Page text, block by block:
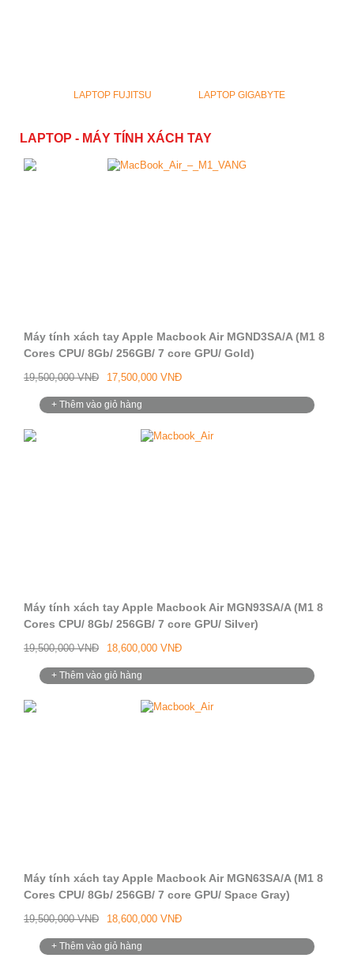
LAPTOP FUJITSU LAPTOP GIGABYTE
LAPTOP - MÁY TÍNH XÁCH TAY
Máy tính xách tay Apple Macbook Air MGND3SA/A (M1 8
Cores CPU/ 8Gb/ 256GB/ 7 core GPU/ Gold)
19,500,000 VNĐ 17,500,000 VNĐ
+ Thêm vào giỏ hàng
Máy tính xách tay Apple Macbook Air MGN93SA/A (M1 8
Cores CPU/ 8Gb/ 256GB/ 7 core GPU/ Silver)
19,500,000 VNĐ 18,600,000 VNĐ
+ Thêm vào giỏ hàng
Máy tính xách tay Apple Macbook Air MGN63SA/A (M1 8
Cores CPU/ 8Gb/ 256GB/ 7 core GPU/ Space Gray)
19,500,000 VNĐ 18,600,000 VNĐ
+ Thêm vào giỏ hàng